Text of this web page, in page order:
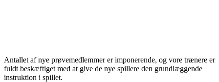
Antallet af nye prøvemedlemmer er imponerende, og vore trænere er
fuldt beskæftiget med at give de nye spillere den grundlæggende
instruktion i spillet.